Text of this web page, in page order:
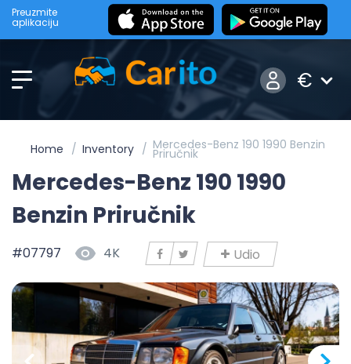
Preuzmite
aplikaciju
€
Home Inventory Mercedes-Benz 190 1990 Benzin
Priručnik
Mercedes-Benz 190 1990
Benzin Priručnik
#07797 4K Udio